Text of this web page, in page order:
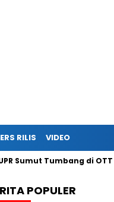
RILIS VIDEO
Sumut Tumbang di OTT
POPULER